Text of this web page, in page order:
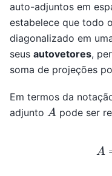
auto-adjuntos em
estabelece que todo
diagonalizado em
seus autovetores,
soma de projeções
Em termos da
adjunto
A pode ser